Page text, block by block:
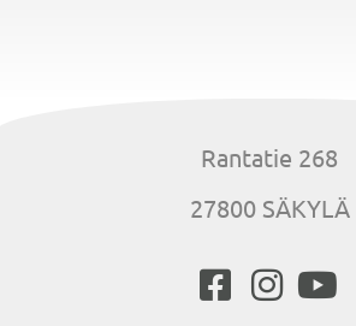
Rantatie 268
27800 SÄKYLÄ